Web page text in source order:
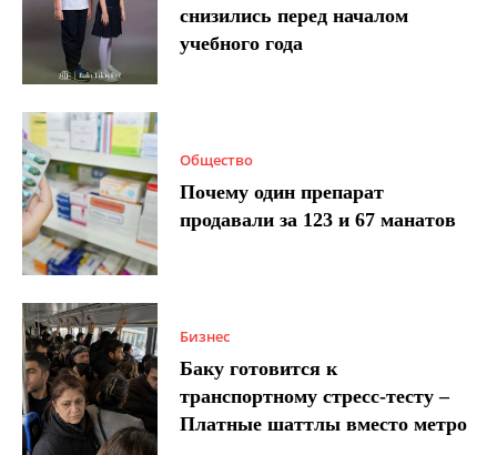
снизились перед началом
учебного года
Общество
Почему один препарат
продавали за 123 и 67 манатов
Бизнес
Баку готовится к
транспортному стресс-тесту –
Платные шаттлы вместо метро